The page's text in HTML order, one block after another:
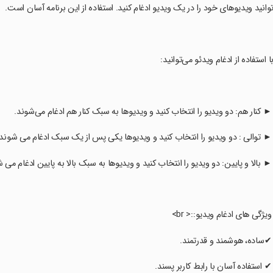
توانید ویدیوهای خود را در یک ویدیو ادغام کنید. استفاده از این برنامه آسان است.
‏با استفاده از ادغام ویدئو می‌توانید:
‏ ► کنار هم: دو ویدیو را انتخاب کنید و ویدیوها به سبک کنار هم ادغام می‌شوند.
توالی : دو ویدیو را انتخاب کنید و ویدیوها یکی پس از یک سبک ادغام می
بالا و پایین: دو ویدیو را انتخاب کنید و ویدیوها به سبک بالا به پایین ادغام
‏ ویژگی های ادغام ویدیو::< br>
‏ ✔ساده، هوشمند و قدرتمند.
‏ ✔ استفاده آسان با رابط کاربر پسند.